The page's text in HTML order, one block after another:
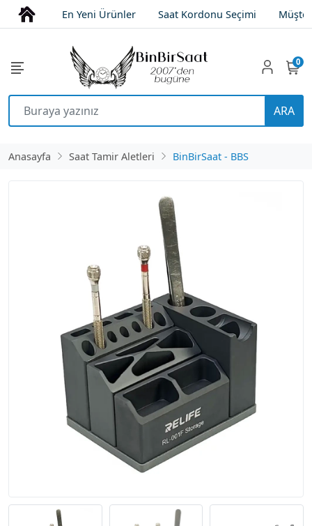
En Yeni Ürünler Saat Kordonu Seçimi
ARA
0
Anasayfa Saat Tamir Aletleri BinBirSaat - BBS